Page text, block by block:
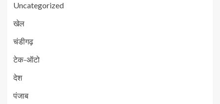
Uncategorized
खेल
चंडीगढ़
टेक-ऑटो
देश
पंजाब